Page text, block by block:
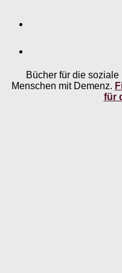
Bücher für die
Menschen mit Demenz.
für